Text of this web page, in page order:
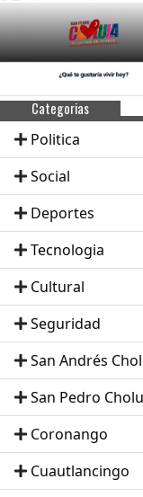
Categorias
Politica
Social
Deportes
Tecnologia
Cultural
Seguridad
San Andrés
San Pedro
Coronango
Cuautlancingo